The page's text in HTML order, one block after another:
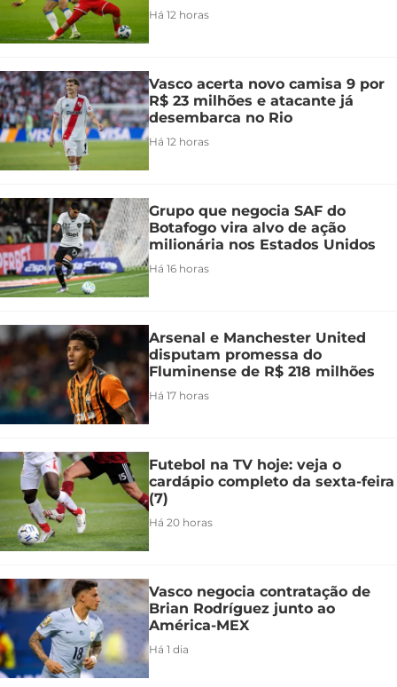
Há 12 horas
Vasco acerta novo camisa 9 por
R$ 23 milhões e atacante já
desembarca no Rio
Há 12 horas
Grupo que negocia SAF do
Botafogo vira alvo de ação
milionária nos Estados Unidos
Há 16 horas
Arsenal e Manchester United
disputam promessa do
Fluminense de R$ 218 milhões
Há 17 horas
Futebol na TV hoje: veja o
cardápio completo da sexta-feira
(7)
Há 20 horas
Vasco negocia contratação de
Brian Rodríguez junto ao
América-MEX
Há 1 dia